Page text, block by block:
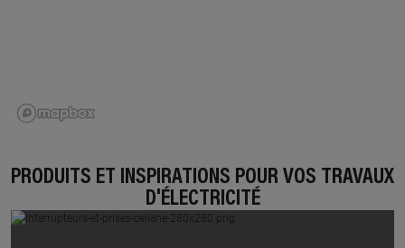
PRODUITS ET INSPIRATIONS POUR VOS TRAVAUX
D'ÉLECTRICITÉ